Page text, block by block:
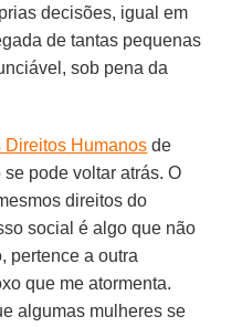
decisões, igual em
de tantas pequenas
sob pena da
Direitos Humanos de
pode voltar atrás. O
direitos do
social é algo que não
pertence a outra
que me atormenta.
algumas mulheres se